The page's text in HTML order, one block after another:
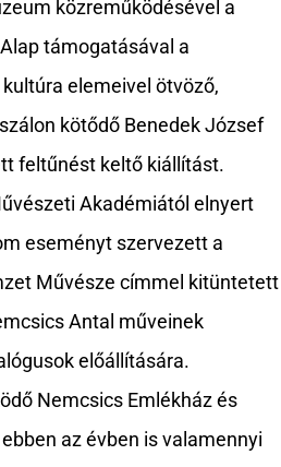
közreműködésével a
támogatásával a
elemeivel ötvöző,
kötődő Benedek József
feltűnést keltő kiállítást.
Akadémiától elnyert
eseményt szervezett a
Művésze címmel kitüntetett
Antal műveinek
előállítására.
Nemcsics Emlékház és
az évben is valamennyi